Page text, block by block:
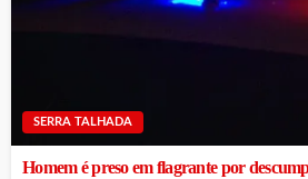
SERRA TALHADA
Homem é preso em flagrante por